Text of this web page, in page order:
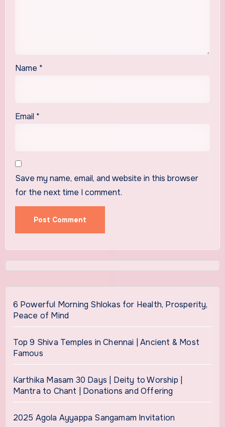
Name *
Email *
Save my name, email, and website in this browser
for the next time I comment.
6 Powerful Morning Shlokas for Health, Prosperity,
Peace of Mind
Top 9 Shiva Temples in Chennai | Ancient & Most
Famous
Karthika Masam 30 Days | Deity to Worship |
Mantra to Chant | Donations and Offering
2025 Agola Ayyappa Sangamam Invitation